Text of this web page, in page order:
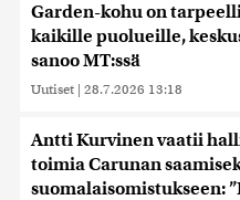
Garden-kohu on
kaikille puolueille,
sanoo MT:ssä
Uutiset | 28.7.2026 13:18
Antti Kurvinen vaatii
toimia Carunan
suomalaisomistukseen: